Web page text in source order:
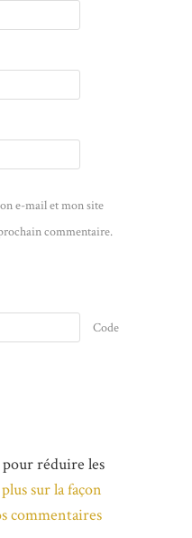
e-mail et mon site
commentaire.
Code
réduire les
sur la façon
commentaires